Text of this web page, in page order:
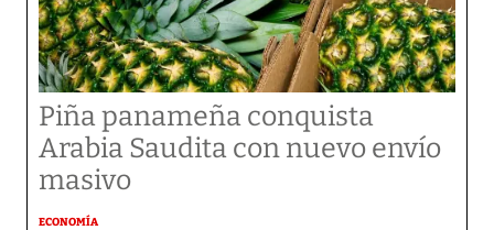
Piña panameña conquista
Arabia Saudita con nuevo envío
masivo
ECONOMÍA